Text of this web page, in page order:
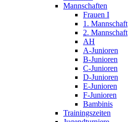
Mannschaften
Frauen I
1. Mannschaft
2. Mannschaft
AH
A-Junioren
B-Junioren
C-Junioren
D-Junioren
E-Junioren
F-Junioren
Bambinis
Trainingszeiten